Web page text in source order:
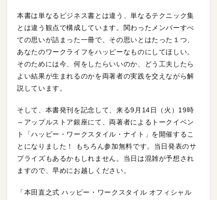
本書は単なるビジネス書とは違う、単なるテクニック集
とは違う観点で構成しています。関わったメンバーすべ
ての思いが詰まった一冊で、その思いとはたった１つ、
あなたのワークライフをハッピーなものにしてほしい。
そのためには今、何をしたらいいのか、どう工夫したら
よい結果が生まれるのかを両著者の実践を交えながら解
説しています。
そして、本書発刊を記念して、来る9月14日（火）19時
～アップルストア銀座にて、両著者によるトークイベン
ト「ハッピー・ワークスタイル・ナイト」を開催するこ
とになりました！ もちろん参加無料です。当日発表のサ
プライズもあるかもしれません。当日は混雑が予想され
ますので、早めにお越しください。
「本田直之式 ハッピー・ワークスタイル オフィシャル